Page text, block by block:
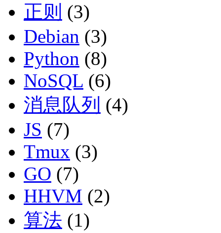
正则 (3)
Debian (3)
Python (8)
NoSQL (6)
消息队列 (4)
JS (7)
Tmux (3)
GO (7)
HHVM (2)
算法 (1)